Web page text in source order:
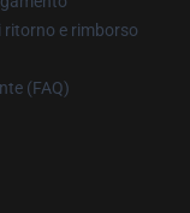
ritorno e rimborso
(FAQ)